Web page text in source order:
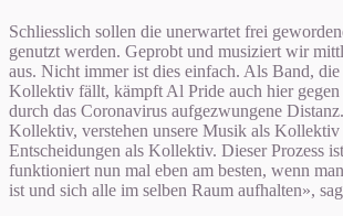
Schliesslich sollen die unerwartet frei
genutzt werden. Geprobt und musiziert wir
aus. Nicht immer ist dies einfach. Als Band,
Kollektiv fällt, kämpft Al Pride auch hier gegen
durch das Coronavirus aufgezwungene
Kollektiv, verstehen unsere Musik als Kollektiv
Entscheidungen als Kollektiv. Dieser Prozess
funktioniert nun mal eben am besten, wenn
ist und sich alle im selben Raum aufhalten»,